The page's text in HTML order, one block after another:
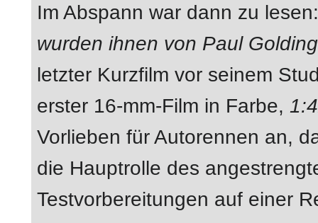
Im Abspann war dann zu
wurden ihnen von Paul
letzter Kurzfilm vor seinem
erster 16-mm-Film in Farbe,
Vorlieben für Autorennen an,
die Hauptrolle des
Testvorbereitungen auf einer